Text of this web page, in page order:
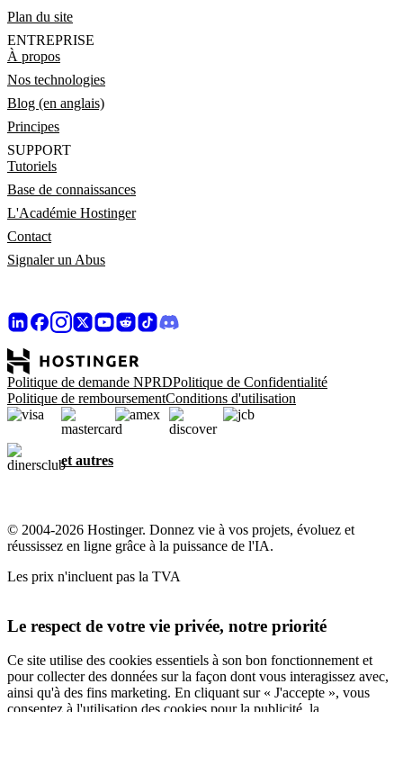
Plan du site
ENTREPRISE
À propos
Nos technologies
Blog (en anglais)
Principes
SUPPORT
Tutoriels
Base de connaissances
L'Académie Hostinger
Contact
Signaler un Abus
Politique de demande NPRDPolitique de Confidentialité
Politique de remboursementConditions d'utilisation
et autres
© 2004-2026 Hostinger. Donnez vie à vos projets, évoluez et
réussissez en ligne grâce à la puissance de l'IA.
Les prix n'incluent pas la TVA
Le respect de votre vie privée, notre priorité
Ce site utilise des cookies essentiels à son bon fonctionnement et
pour collecter des données sur la façon dont vous interagissez avec,
ainsi qu'à des fins marketing. En cliquant sur « J'accepte », vous
consentez à l'utilisation des cookies pour la publicité, la